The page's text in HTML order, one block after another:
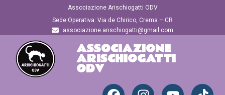
Associazione Arischiogatti ODV
Sede Operativa: Via de Chirico, Crema – CR
associazione.arischiogatti@gmail.com
ASSOCIAZIONE
ARISCHIOGATTI
ODV